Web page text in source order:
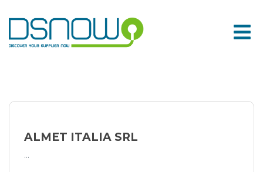
to
content
ALMET ITALIA SRL
...